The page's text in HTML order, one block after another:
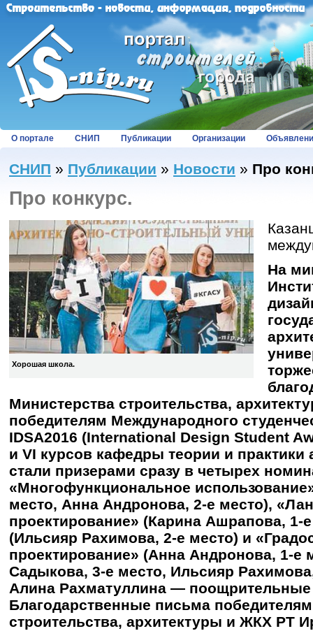
О портале СНИП Публикации Организации
СНИП » Публикации » Новости » Про
Про конкурс.
Хорошая школа.
На
Министерства строительства,
победителям Международного
IDSA2016 (International Design Student
и VI курсов кафедры теории и
стали призерами сразу в четырех
«Многофункциональное
место, Анна Андронова, 2-е место),
проектирование» (Карина Ашрапова, 1-
(Ильсияр Рахимова, 2-е место) и
проектирование» (Анна Андронова, 1-е
Садыкова, 3-е место, Ильсияр
Алина Рахматуллина — поощрительные
Благодарственные письма
строительства, архитектуры и ЖКХ РТ